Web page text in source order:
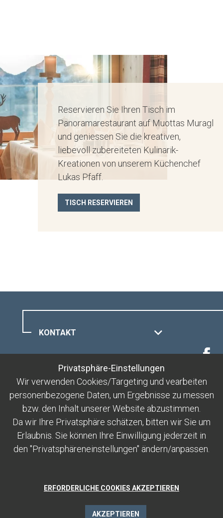
Privatsphäre-Einstellungen
Wir verwenden Cookies/Targeting und vearbeiten
personenbezogene Daten, um Ergebnisse zu messen
bzw. den Inhalt unserer Website abzustimmen.
Da wir Ihre Privatsphäre schätzen, bitten wir Sie um
Erlaubnis. Sie können Ihre Einwilligung jederzeit in
den "Privatsphäreneinstellungen" ändern/anpassen.
ERFORDERLICHE COOKIES AKZEPTIEREN
AKZEPTIEREN
Reservieren Sie Ihren Tisch im
Panoramarestaurant auf Muottas Muragl
und geniessen Sie die kreativen,
liebevoll zubereiteten Kulinarik-
Kreationen von unserem Küchenchef
Lukas Pfaff.
TISCH RESERVIEREN
KONTAKT
MUOTTAS MURAGL
RECHTLICHES